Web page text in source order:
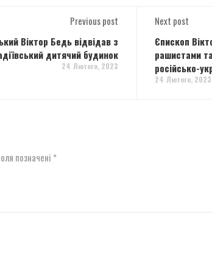
Previous post
Віктор Бедь відвідав з
дитячий будинок
24 Лютого, 2023
Next post
Єпископ
рашистами
російсько-
24 Лютого, 2023
позначені *